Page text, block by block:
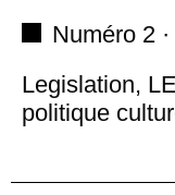
LOI SUR
CULTURE
Numéro 2 ·
Legislation,
politique